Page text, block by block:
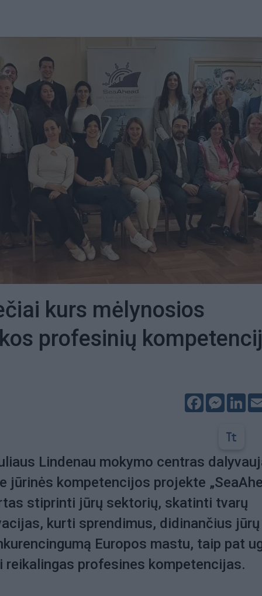
kurs mėlynosios
profesinių
Facebook
Lindenau mokymo centras
jūrinės kompetencijos projekte
stiprinti jūrų sektorių, skatinti tvarų
kurti sprendimus, didinančius jūrų
Europos mastu, taip pat
reikalingas profesines kompetencijas.